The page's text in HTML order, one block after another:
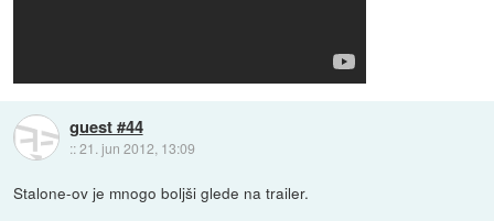
guest #44
::21. jun 2012, 13:09
Stalone-ov je mnogo boljši glede na trailer.